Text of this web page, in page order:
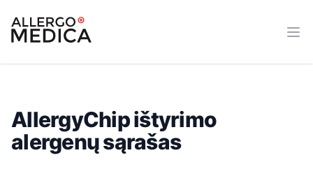
allergomedica
AllergyChip ištyrimo
alergenų sąrašas